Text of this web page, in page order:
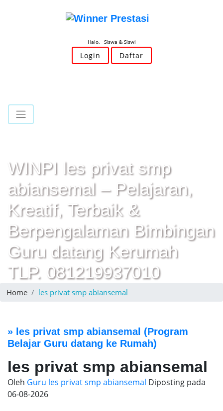
Halo, Siswa & Siswi
Login Daftar
WINPI les privat smp
abiansemal – Pelajaran,
Kreatif, Terbaik &
Berpengalaman Bimbingan
Guru datang Kerumah
TLP. 081219937010
Home les privat smp abiansemal
» les privat smp abiansemal (Program
Belajar Guru datang ke Rumah)
les privat smp abiansemal
Oleh Guru les privat smp abiansemal Diposting pada
06-08-2026